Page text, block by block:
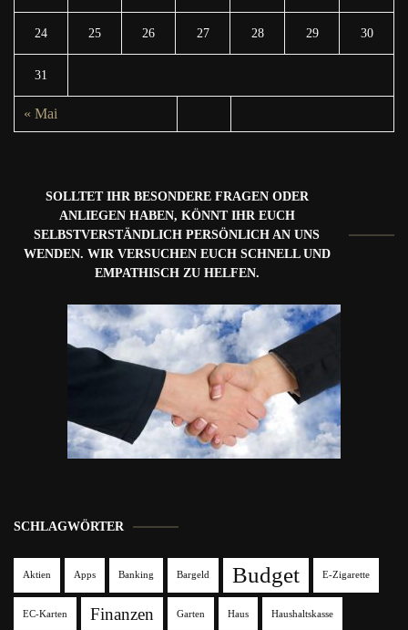
24 25 26 27 28 29 30
31
« Mai
SOLLTET IHR BESONDERE FRAGEN ODER
ANLIEGEN HABEN, KÖNNT IHR EUCH
SELBSTVERSTÄNDLICH PERSÖNLICH AN UNS
WENDEN. WIR VERSUCHEN EUCH SCHNELL UND
EMPATHISCH ZU HELFEN.
SCHLAGWÖRTER
Aktien Apps Banking Bargeld Budget E-Zigarette
EC-Karten Finanzen Garten Haus Haushaltskasse